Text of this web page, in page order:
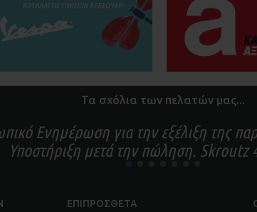
Τα σχόλια των πελατών μας...
Ενημέρωση για την εξέλιξη της
Υποστήριξη μετά την πώληση. Skroutz
1
ΕΠΙΠΡΟΣΘΕΤΑ